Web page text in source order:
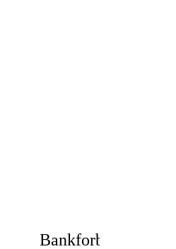
Bankforbindelser: